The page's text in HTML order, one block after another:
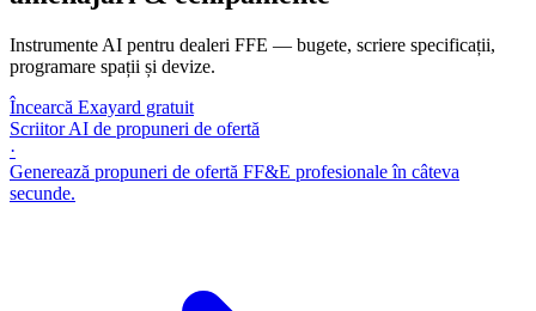
Instrumente AI pentru dealeri FFE — bugete, scriere specificații,
programare spații și devize.
Încearcă Exayard gratuit
Scriitor AI de propuneri de ofertă
·
Generează propuneri de ofertă FF&E profesionale în câteva
secunde.